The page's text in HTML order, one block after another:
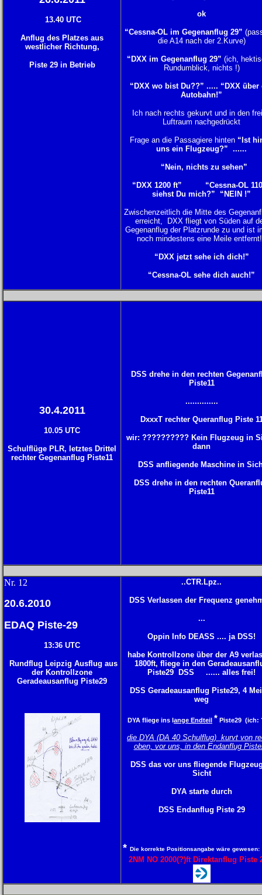
13.40 UTC
Anflug des Platzes aus
westlicher Richtung,
Piste 29 in Betrieb
ok
“Cessna-OL im Gegenanflug 29”
die A14 nach der 2.Kurve)
“DXX im Gegenanflug 29” (ich,
Rundumblick, nichts !)
“DXX wo bist Du??” ..... “DXX über
Autobahn!”
Ich nach rechts gekurvt und in den
Luftraum nachgedrückt
Frage an die Passagiere hinten“Ist
uns ein Flugzeug?” ......
“Nein, nichts zu sehen”
“DXX 1200 ft” “Cessna-OL
siehst Du mich?” “NEIN !”
Zwischenzeitlich die Mitte des
erreicht, DXX fliegt von Süden auf
Gegenanflug der Platzrunde zu und ist
noch mindestens eine Meile
“DXX jetzt sehe ich dich!”
“Cessna-OL sehe dich auch!”
30.4.2011
10.05 UTC
Schulflüge PLR, letztes Drittel
rechter Gegenanflug Piste11
DSS drehe in den rechten
Piste11
..............
DxxxT rechter Queranflug Piste
wir: ?????????? Kein Flugzeug in
dann
DSS anfliegende Maschine in
DSS drehe in den rechten
Piste11
Nr. 12
20.6.2010
EDAQ Piste-29
13:36 UTC
Rundflug Leipzig Ausflug aus
der Kontrollzone
Geradeausanflug Piste29
..CTR.Lpz..
DSS Verlassen der Frequenz
...
Oppin Info DEASS .... ja DSS!
habe Kontrollzone über der A9
1800ft, fliege in den
Piste29 DSS ...... alles frei!
DSS Geradeausanflug Piste29, 4
weg
DYA fliege ins lange Endteil * Piste29 (ich:
die DYA (DA 40 Schulflug) kurvt von
oben, vor uns, in den Endanflug
DSS das vor uns fliegende
Sicht
DYA starte durch
DSS Endanflug Piste 29
* Die korrekte Positionsangabe wäre gewesen:
2NM NO 2000(?)ft Direktanflug Piste